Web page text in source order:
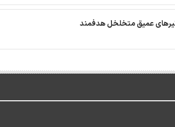
تیرهای عمیق متخلخل هدفمند